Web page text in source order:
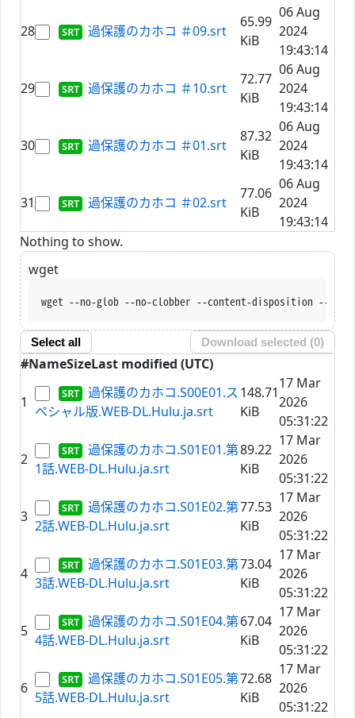
28 過保護のカホコ ＃09.srt
65.99
KiB
06 Aug
2024
19:43:14
29 過保護のカホコ ＃10.srt
72.77
KiB
06 Aug
2024
19:43:14
30 過保護のカホコ ＃01.srt
87.32
KiB
06 Aug
2024
19:43:14
31 過保護のカホコ ＃02.srt
77.06
KiB
06 Aug
2024
19:43:14
Nothing to show.
wget
wget --no-glob --no-clobber --content-disposition --trust-server-
Select all Download selected (0)
#NameSizeLast modified (UTC)
1
過保護のカホコ.S00E01.ス
ペシャル版.WEB-DL.Hulu.ja.srt
148.71
KiB
17 Mar
2026
05:31:22
2
過保護のカホコ.S01E01.第
1話.WEB-DL.Hulu.ja.srt
89.22
KiB
17 Mar
2026
05:31:22
3
過保護のカホコ.S01E02.第
2話.WEB-DL.Hulu.ja.srt
77.53
KiB
17 Mar
2026
05:31:22
4
過保護のカホコ.S01E03.第
3話.WEB-DL.Hulu.ja.srt
73.04
KiB
17 Mar
2026
05:31:22
5
過保護のカホコ.S01E04.第
4話.WEB-DL.Hulu.ja.srt
67.04
KiB
17 Mar
2026
05:31:22
6
過保護のカホコ.S01E05.第
5話.WEB-DL.Hulu.ja.srt
72.68
KiB
17 Mar
2026
05:31:22